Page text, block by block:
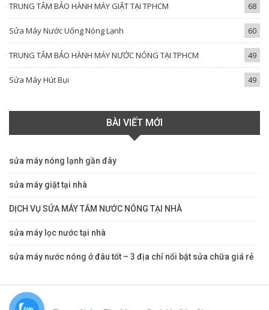
TRUNG TÂM BẢO HÀNH MÁY GIẶT TẠI TPHCM 68
Sửa Máy Nước Uống Nóng Lạnh 60
TRUNG TÂM BẢO HÀNH MÁY NƯỚC NÓNG TẠI TPHCM 49
Sửa Máy Hút Bụi 49
BÀI VIẾT MỚI
sửa máy nóng lạnh gần đây
sửa máy giặt tại nhà
DỊCH VỤ SỬA MÁY TẮM NƯỚC NÓNG TẠI NHÀ
sửa máy lọc nước tại nhà
sửa máy nước nóng ở đâu tốt – 3 địa chỉ nổi bật sửa chữa giá rẻ